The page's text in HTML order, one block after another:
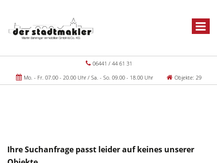
06441 / 44 61 31
Mo. - Fr. 07.00 - 20.00 Uhr / Sa. - So. 09.00 - 18.00 Uhr
Objekte: 29
Ihre Suchanfrage passt leider auf keines unserer